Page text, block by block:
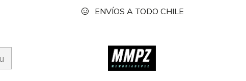
ENVÍOS A TODO CHILE
Inicio Tienda Prenda 8
|
Prenda 8